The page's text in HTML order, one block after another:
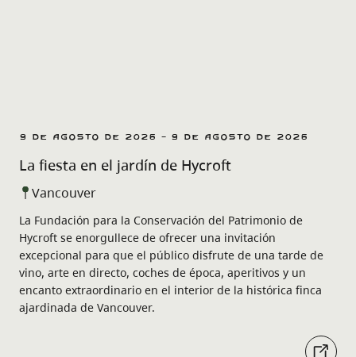
9 de agosto de 2026 - 9 de agosto de 2026
La fiesta en el jardín de Hycroft
Vancouver
La Fundación para la Conservación del Patrimonio de
Hycroft se enorgullece de ofrecer una invitación
excepcional para que el público disfrute de una tarde de
vino, arte en directo, coches de época, aperitivos y un
encanto extraordinario en el interior de la histórica finca
ajardinada de Vancouver.